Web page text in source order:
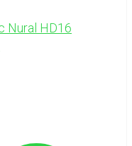
Nural HD16